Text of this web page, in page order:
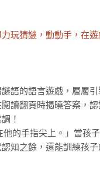
玩猜謎，動動手，在遊
語的語言遊戲，層層引
讀翻頁時揭曉答案，認
！
的手指尖上。」當孩
知之餘，還能訓練孩子